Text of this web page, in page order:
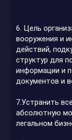
6. Цель
вооружения и
действий,
структур для
информации и
документов и
7.Устранить
абсолютную
легальном